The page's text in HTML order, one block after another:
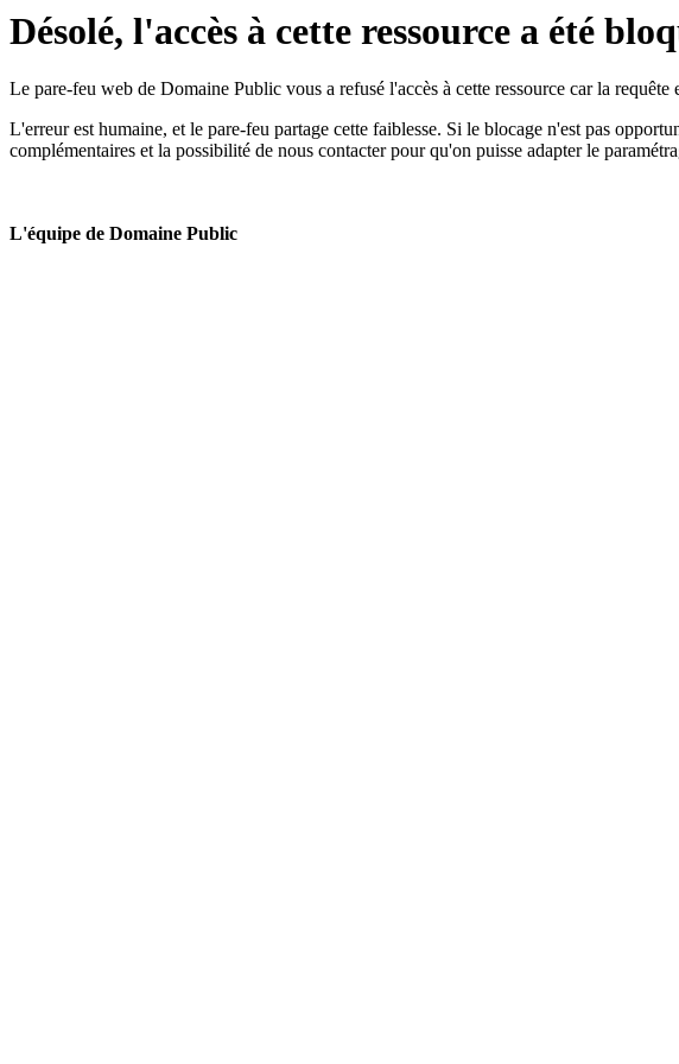
Désolé, l'accès à cette ressource a été
Le pare-feu web de Domaine Public vous a refusé l'accès à cette ressource car la requête
L'erreur est humaine, et le pare-feu partage cette faiblesse. Si le blocage n'est pas
complémentaires et la possibilité de nous contacter pour qu'on puisse adapter le
L'équipe de Domaine Public